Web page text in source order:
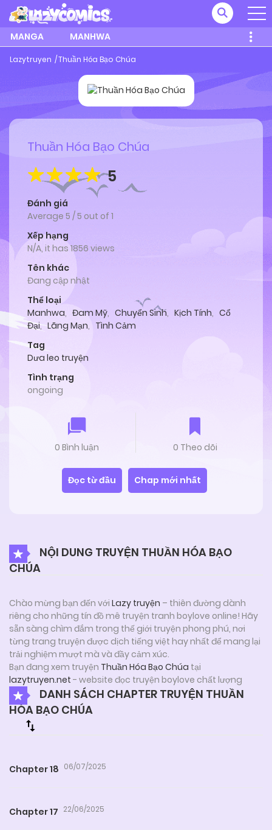
MANGA MANHWA
Lazytruyen Thuần Hóa Bạo Chúa
Thuần Hóa Bạo Chúa
5
Đánh giá
Average 5 /5 out of 1
Xếp hạng
N/A, it has 1856 views
Tên khác
Đang cập nhật
Thể loại
Manhwa, Đam Mỹ, Chuyển Sinh, Kịch Tính, Cổ
Đại, Lãng Mạn, Tình Cảm
Tag
Dưa leo truyện
Tình trạng
ongoing
0 Bình luận 0 Theo dõi
Đọc từ đầu Chap mới nhất
NỘI DUNG TRUYỆN THUẦN HÓA BẠO
CHÚA
Chào mừng bạn đến với Lazy truyện – thiên đường dành
riêng cho những tín đồ mê truyện tranh boylove online! Hãy
sẵn sàng chìm đắm trong thế giới truyện phong phú, nơi
từng trang truyện được dịch tiếng việt hay nhất để mang lại
trải nghiệm mượt mà và đầy cảm xúc.
Bạn đang xem truyện Thuần Hóa Bạo Chúa tại
lazytruyen.net - website đọc truyện boylove chất lượng
DANH SÁCH CHAPTER TRUYỆN THUẦN
HÓA BẠO CHÚA
Chapter 18 06/07/2025
Chapter 17 22/06/2025